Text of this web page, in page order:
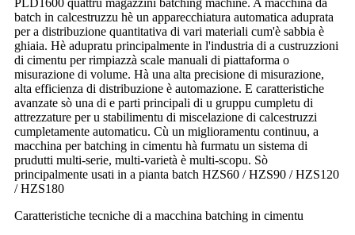
PLD1600 quattru magazzini batching machine. A macchina da
batch in calcestruzzu hè un apparecchiatura automatica aduprata
per a distribuzione quantitativa di vari materiali cum'è sabbia è
ghiaia. Hè adupratu principalmente in l'industria di a custruzzioni
di cimentu per rimpiazzà scale manuali di piattaforma o
misurazione di volume. Hà una alta precisione di misurazione,
alta efficienza di distribuzione è automazione. E caratteristiche
avanzate sò una di e parti principali di u gruppu cumpletu di
attrezzature per u stabilimentu di miscelazione di calcestruzzi
cumpletamente automaticu. Cù un miglioramentu continuu, a
macchina per batching in cimentu hà furmatu un sistema di
prudutti multi-serie, multi-varietà è multi-scopu. Sò
principalmente usati in a pianta batch HZS60 / HZS90 / HZS120
/ HZS180
Caratteristiche tecniche di a macchina batching in cimentu